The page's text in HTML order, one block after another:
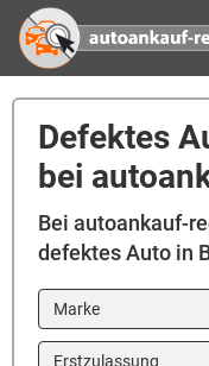
Defektes
bei
Bei autoankauf-
defektes Auto in
Marke
Year